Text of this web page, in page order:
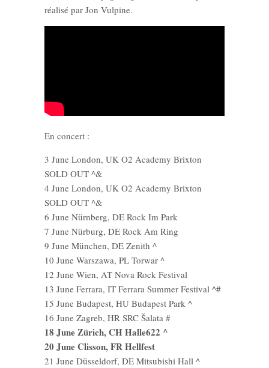
réalisé par Jon Vulpine.
En concert :
3 June London, UK O2 Academy Brixton
SOLD OUT ^&
4 June London, UK O2 Academy Brixton
SOLD OUT ^&
6 June Nürnberg, DE Rock Im Park
7 June Nürburg, DE Rock Am Ring
9 June München, DE Zenith ^
10 June Warszawa, PL Torwar ^
12 June Wien, AT Nova Rock Festival
13 June Ferrara, IT Ferrara Summer Festival ^#
15 June Budapest, HU Budapest Park ^
16 June Zagreb, HR SRC Šalata #
18 June Zürich, CH Halle622 ^
20 June Clisson, FR Hellfest
21 June Düsseldorf, DE Mitsubishi Hall ^